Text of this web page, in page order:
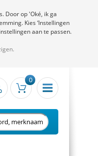
0
Door op 'Oké, ik ga
Kies ‘Instellingen
aan te passen.